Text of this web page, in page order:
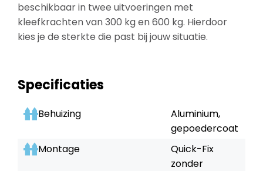
beschikbaar in twee uitvoeringen met
kleefkrachten van 300 kg en 600 kg. Hierdoor
kies je de sterkte die past bij jouw situatie.
Specificaties
Behuizing
Aluminium,
gepoedercoat
Montage
Quick-Fix
zonder